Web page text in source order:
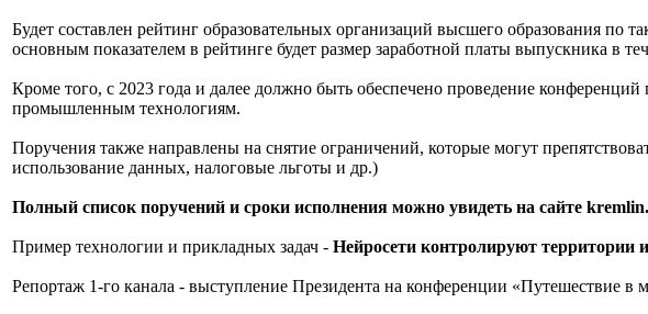
Будет составлен рейтинг образовательных организаций высшего образования по
основным показателем в рейтинге будет размер заработной платы выпускника в
Кроме того, с 2023 года и далее должно быть обеспечено проведение
промышленным технологиям.
Поручения также направлены на снятие ограничений, которые могут
использование данных, налоговые льготы и др.)
Полный список поручений и сроки исполнения можно увидеть на сайте
Пример технологии и прикладных задач - Нейросети контролируют территории
Репортаж 1-го канала - выступление Президента на конференции «Путешествие в